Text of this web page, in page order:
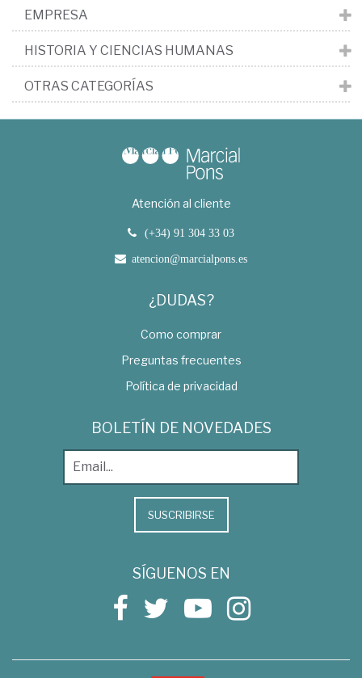
EMPRESA
HISTORIA Y CIENCIAS HUMANAS
OTRAS CATEGORÍAS
Atención al cliente
(+34) 91 304 33 03
atencion@marcialpons.es
¿DUDAS?
Como comprar
Preguntas frecuentes
Política de privacidad
BOLETÍN DE NOVEDADES
SUSCRIBIRSE
SÍGUENOS EN